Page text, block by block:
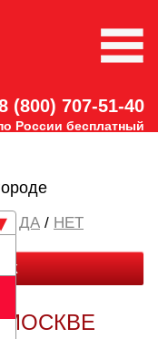
(800) 707-51-40
России бесплатный
область
/ НЕТ